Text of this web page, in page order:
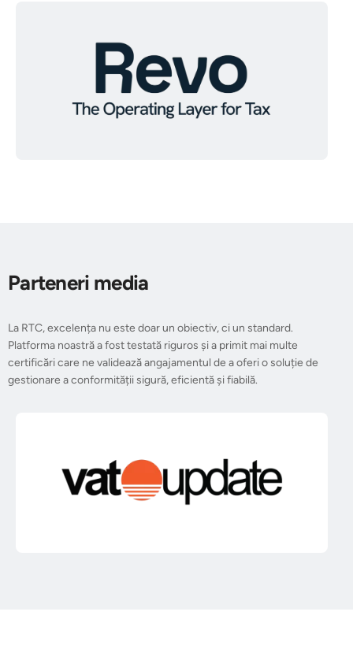
Parteneri media
La RTC, excelența nu este doar un obiectiv, ci un standard.
Platforma noastră a fost testată riguros și a primit mai multe
certificări care ne validează angajamentul de a oferi o soluție de
gestionare a conformității sigură, eficientă și fiabilă.